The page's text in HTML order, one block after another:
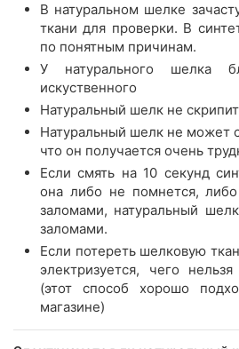
В натуральном шелке
ткани для проверки. В
по понятным причинам.
У натурального шелка
искуственного
Натуральный шелк не
Натуральный шелк не может
что он получается очень
Если смять на 10 секунд
она либо не помнется,
заломами, натуральный
заломами.
Если потереть шелковую
электризуется, чего
(этот способ хорошо
магазине)